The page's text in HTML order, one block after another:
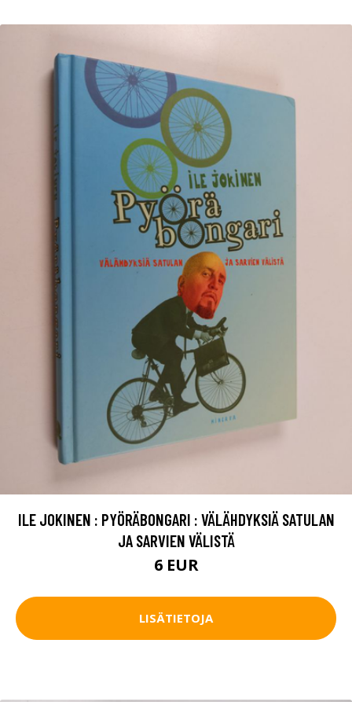
ILE JOKINEN : PYÖRÄBONGARI : VÄLÄHDYKSIÄ SATULAN
JA SARVIEN VÄLISTÄ
6 EUR
LISÄTIETOJA